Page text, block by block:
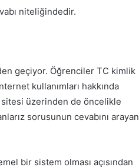
niteliğindedir.
geçiyor. Öğrenciler TC kimlik
kullanımları hakkında
sitesi üzerinden de öncelikle
sorusunun cevabını arayan
bir sistem olması açısından